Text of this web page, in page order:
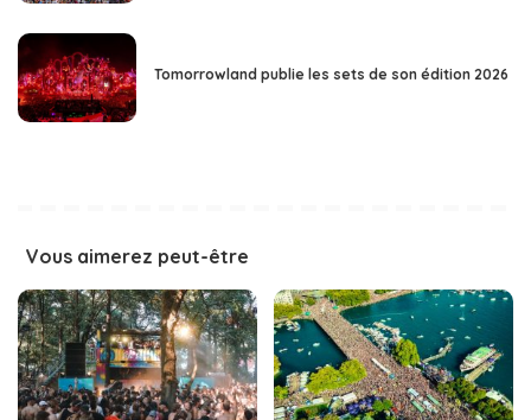
Tomorrowland publie les sets de son édition 2026
Vous aimerez peut-être